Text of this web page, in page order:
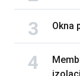
Okna